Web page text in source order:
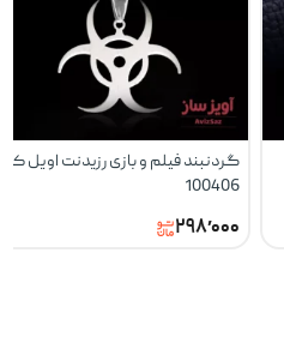
گردنبند فیلم و بازی رزیدنت اویل کد
100406
۲۹۸٬۰۰۰